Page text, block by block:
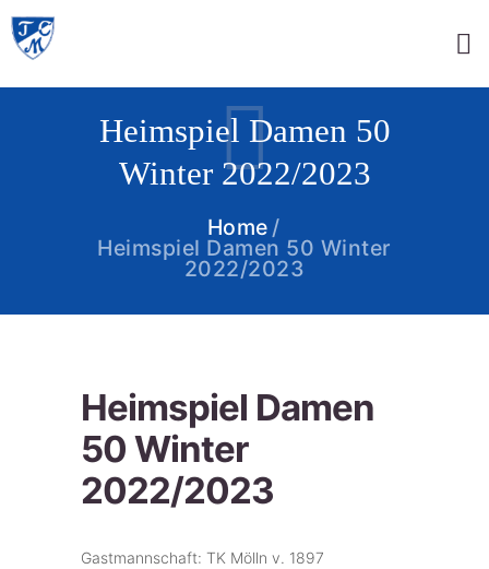
Heimspiel Damen 50
Winter 2022/2023
Home
Heimspiel Damen 50 Winter
2022/2023
Heimspiel Damen
50 Winter
2022/2023
Gastmannschaft: TK Mölln v. 1897